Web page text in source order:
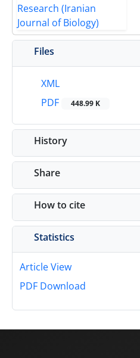
Files
XML
PDF
448.99 K
History
Share
How to cite
Statistics
Article View
PDF Download